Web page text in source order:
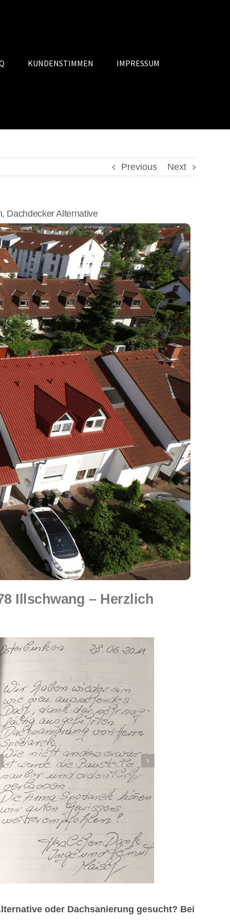
KUNDENSTIMMEN IMPRESSUM
Previous Next
Dachdecker Alternative
Illschwang – Herzlich
oder Dachsanierung gesucht? Bei